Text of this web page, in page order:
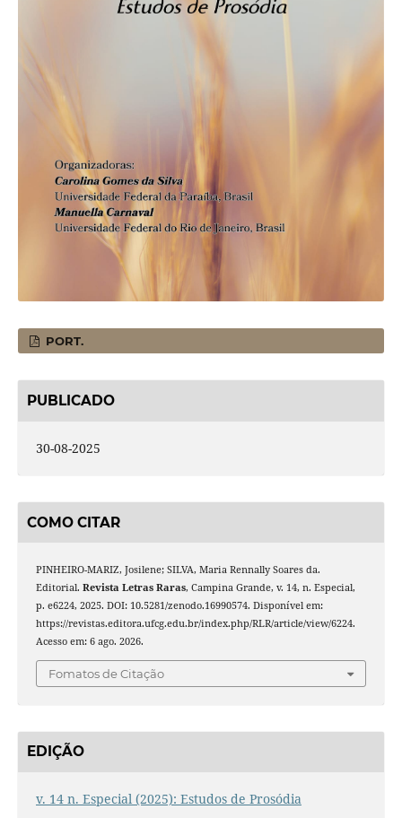
PORT.
PUBLICADO
30-08-2025
COMO CITAR
PINHEIRO-MARIZ, Josilene; SILVA, Maria Rennally Soares da.
Editorial. Revista Letras Raras, Campina Grande, v. 14, n. Especial,
p. e6224, 2025. DOI: 10.5281/zenodo.16990574. Disponível em:
https://revistas.editora.ufcg.edu.br/index.php/RLR/article/view/6224.
Acesso em: 6 ago. 2026.
Fomatos de Citação
EDIÇÃO
v. 14 n. Especial (2025): Estudos de Prosódia